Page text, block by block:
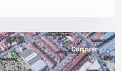
Comprar